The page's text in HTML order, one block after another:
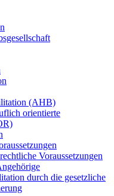
(AHB)
orientierte
Voraussetzungen
durch die gesetzliche